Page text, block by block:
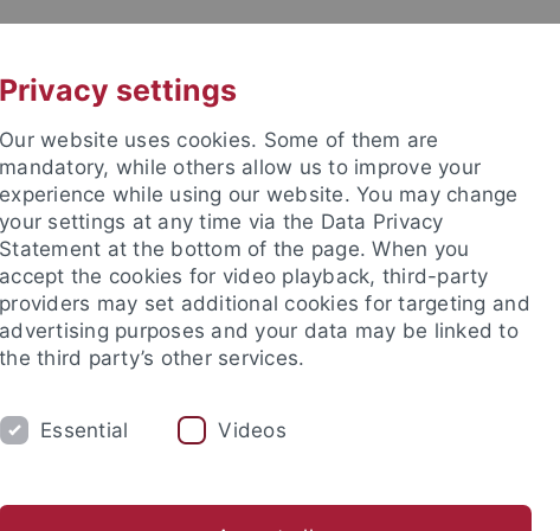
(TüSE)
Lehr:werkstatt Schulgespräche
Tübingen School of Education (TüSE)
Privacy settings
Our website uses cookies. Some of them are
mandatory, while others allow us to improve your
experience while using our website. You may change
your settings at any time via the Data Privacy
Statement at the bottom of the page. When you
accept the cookies for video playback, third-party
providers may set additional cookies for targeting and
advertising purposes and your data may be linked to
the third party’s other services.
Essential Videos